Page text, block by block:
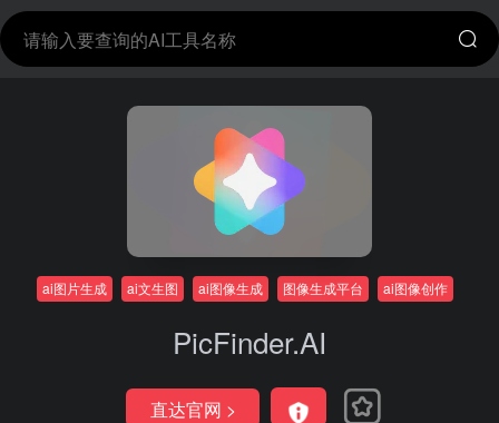
ai图片生成 ai文生图 ai图像生成 图像生成平台 ai图像创作
PicFinder.AI
直达官网 >